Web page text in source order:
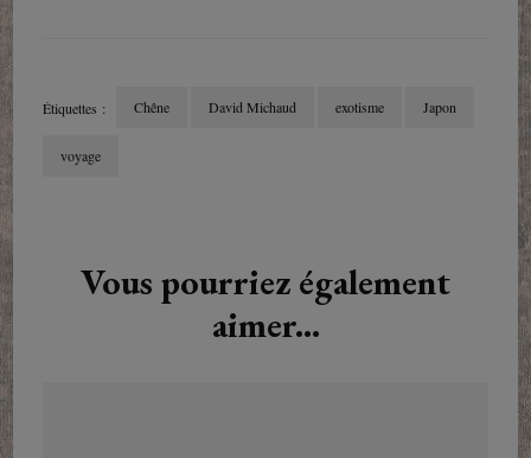
Étiquettes : Chêne David Michaud exotisme Japon
voyage
Vous pourriez également
aimer...